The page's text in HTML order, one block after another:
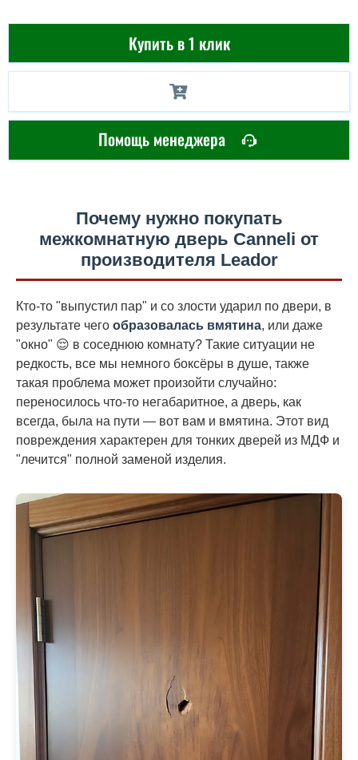
Купить в 1 клик
Помощь менеджера
Почему нужно покупать
межкомнатную дверь Canneli от
производителя Leador
Кто-то "выпустил пар" и со злости ударил по двери, в
результате чего образовалась вмятина, или даже
"окно" 😌 в соседнюю комнату? Такие ситуации не
редкость, все мы немного боксёры в душе, также
такая проблема может произойти случайно:
переносилось что-то негабаритное, а дверь, как
всегда, была на пути — вот вам и вмятина. Этот вид
повреждения характерен для тонких дверей из МДФ и
"лечится" полной заменой изделия.